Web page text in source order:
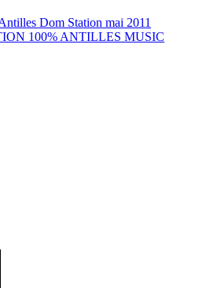
Dom Station mai 2011
100% ANTILLES MUSIC